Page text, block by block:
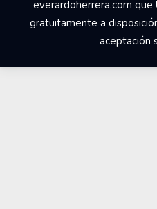
Comercial Udesa Sport.
derechos de
everardoherrera.com, su
navegación, bases de datos